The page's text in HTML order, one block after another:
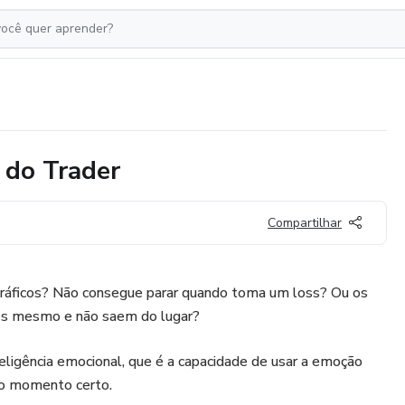
Trader
Compartilhar
Não consegue parar quando toma um loss? Ou os
mesmo e não saem do lugar?
emocional, que é a capacidade de usar a emoção
momento certo.